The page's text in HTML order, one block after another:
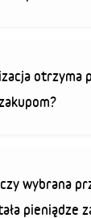
otrzyma
wybrana
pieniądze